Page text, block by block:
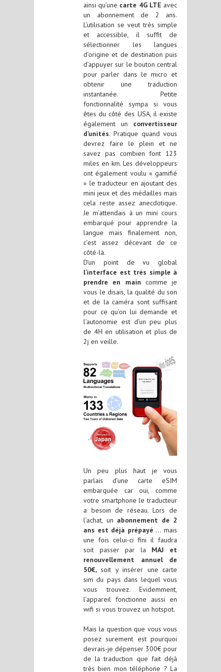
ainsi qu’une carte 4G LTE avec
un abonnement de 2 ans.
L’utilisation se veut très simple
et accessible, il suffit de
sélectionner les langues
d’origine et de destination puis
d’appuyer sur le bouton central
pour parler dans le micro et
obtenir une traduction
instantanée. Petite
fonctionnalité sympa si vous
êtes du côté des USA, il existe
également un convertisseur
d’unités. Pratique quand vous
devrez faire le plein et ne
savez pas combien font 123
miles en km. Les développeurs
ont également voulu « gamifié
» le traducteur en ajoutant des
mini jeux et des médailles mais
cela reste assez anecdotique.
Je m’attendais à un mini cours
embarqué pour apprendre la
langue mais finalement non,
c’est assez décevant de ce
côté-là.
D’un point de vu global
l’interface est très simple à
prendre en main comme je
vous le disais, la qualité du son
et de la caméra sont suffisant
pour ce qu’on lui demande et
l’autonomie est d’un peu plus
de 4H en utilisation et plus de
2j en veille.
Un peu plus haut je vous
parlais d’une carte eSIM
embarquée car oui, comme
votre smartphone le traducteur
a besoin de réseau. Lors de
l’achat, un abonnement de 2
ans est déjà prépayé … mais
une fois celui-ci fini il faudra
soit passer par la MAJ et
renouvellement annuel de
50€, soit y insérer une carte
sim du pays dans lequel vous
vous trouvez. Evidemment,
l’appareil fonctionne aussi en
wifi si vous trouvez un hotspot.
Mais la question que vous vous
posez surement est pourquoi
devrais-je dépenser 300€ pour
de la traduction que fait déjà
très bien mon téléphone ? La